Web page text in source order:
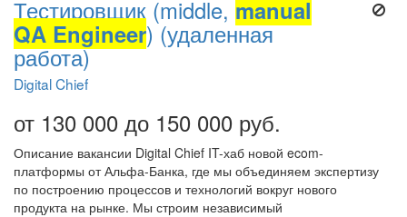
Тестировщик (middle, manual
QA Engineer) (удаленная
работа)
Digital Chief
от 130 000 до 150 000 руб.
Описание вакансии Digital Chief IT-хаб новой ecom-
платформы от Альфа-Банка, где мы объединяем экспертизу
по построению процессов и технологий вокруг нового
продукта на рынке. Мы строим независимый